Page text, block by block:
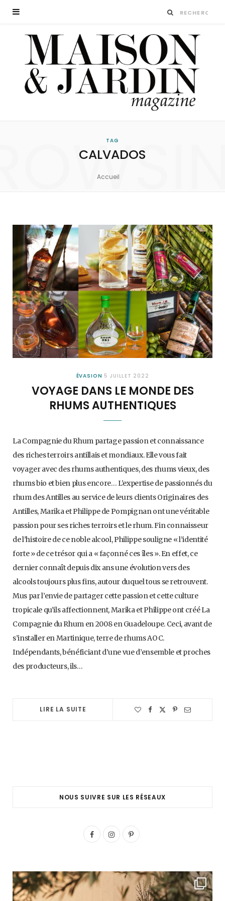
TAG
CALVADOS
Accueil
ÉVASION 5 JUILLET 2022
VOYAGE DANS LE MONDE DES
RHUMS AUTHENTIQUES
La Compagnie du Rhum partage passion et connaissance
des riches terroirs antillais et mondiaux. Elle vous fait
voyager avec des rhums authentiques, des rhums vieux, des
rhums bio et bien plus encore… L’expertise de passionnés du
rhum des Antilles au service de leurs clients Originaires des
Antilles, Marika et Philippe de Pompignan ont une véritable
passion pour ses riches terroirs et le rhum. Fin connaisseur
de l’histoire de ce noble alcool, Philippe souligne « l’identité
forte » de ce trésor qui a « façonné ces îles ». En effet, ce
dernier connaît depuis dix ans une évolution vers des
alcools toujours plus fins, autour duquel tous se retrouvent.
Mus par l’envie de partager cette passion et cette culture
tropicale qu’ils affectionnent, Marika et Philippe ont créé La
Compagnie du Rhum en 2008 en Guadeloupe. Ceci, avant de
s’installer en Martinique, terre de rhums AOC.
Indépendants, bénéficiant d’une vue d’ensemble et proches
des producteurs, ils…
LIRE LA SUITE
NOUS SUIVRE SUR LES RÉSEAUX
F
e
I
P